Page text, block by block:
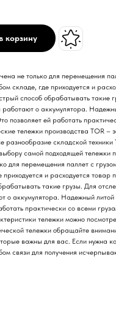
корзину
не только для перемещения
складе, где приходуется и
способ обрабатывать такие
о аккумулятора.
позволяет ей работать
тележки производства TOR –
разнообразие складской
самой подходящей тележки
для перемещения паллет с
и расходуется товар
такие грузы. Для
о аккумулятора. Надежный литой
практически со всеми
тележки можно
тележки обращайте
важны для вас. Если нужна
связи для получения